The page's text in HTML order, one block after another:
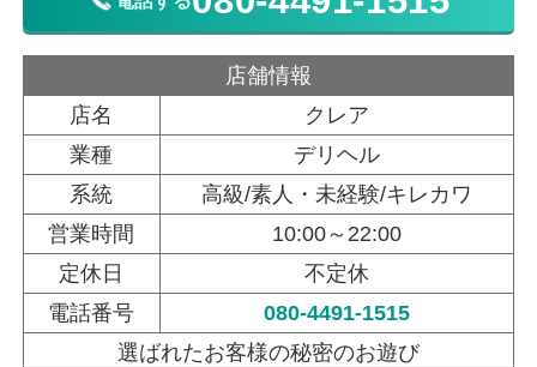
店舗情報
店名
クレア
業種
デリヘル
系統
高級/素人・未経験/キレカワ
営業時間
10:00～22:00
定休日
不定休
電話番号
080-4491-1515
選ばれたお客様の秘密のお遊び